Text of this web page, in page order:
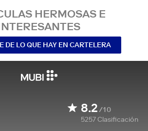
HERMOSAS E
DE LO QUE HAY EN CARTELERA
8.2/10
5257Clasificación